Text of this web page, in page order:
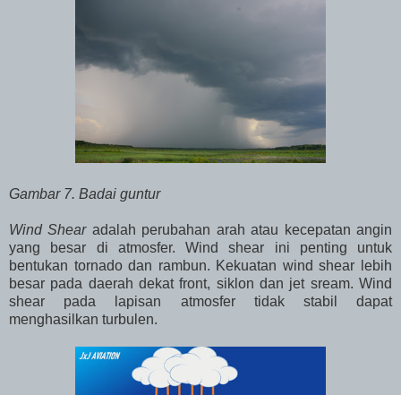
Gambar 7. Badai guntur
Wind Shearadalah perubahan arah atau kecepatan angin
yang besar di atmosfer. Wind shear ini penting untuk
bentukan tornado dan rambun. Kekuatan wind shear lebih
besar pada daerah dekat front, siklon dan jet sream. Wind
shear pada lapisan atmosfer tidak stabil dapat
menghasilkan turbulen.